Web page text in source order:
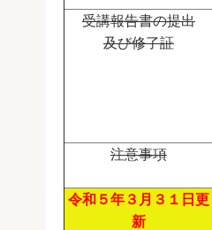
受講報告書の提出
及び修了証
注意事項
令和５年３月３１日更
新